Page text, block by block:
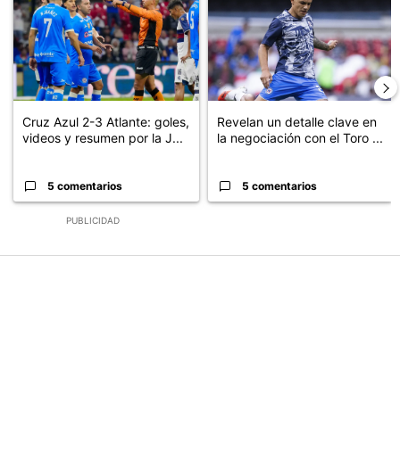
PUBLICIDAD
Cruz Azul 2-3 Atlante: goles,
videos y resumen por la J...
5 comentarios
Revelan un detalle clave en
la negociación con el Toro ...
5 comentarios